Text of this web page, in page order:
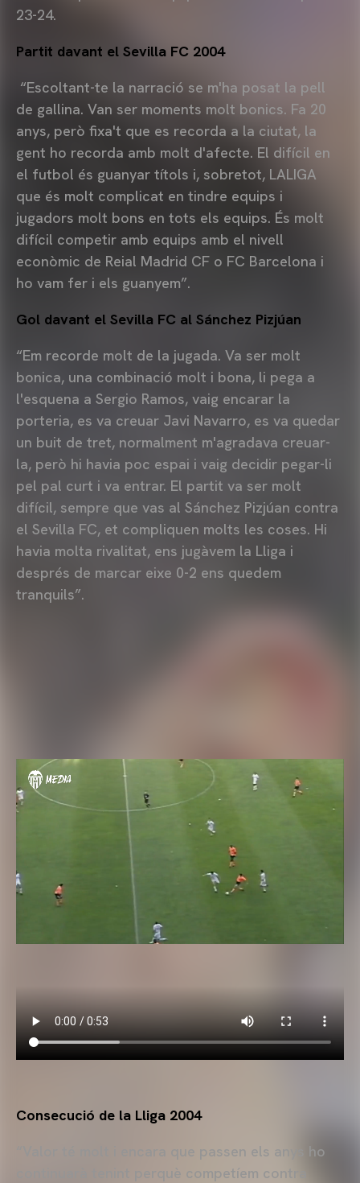
23-24.
Partit davant el Sevilla FC 2004
“Escoltant-te la narració se m'ha posat la pell
de gallina. Van ser moments molt bonics. Fa 20
anys, però fixa't que es recorda a la ciutat, la
gent ho recorda amb molt d'afecte. El difícil en
el futbol és guanyar títols i, sobretot, LALIGA
que és molt complicat en tindre equips i
jugadors molt bons en tots els equips. És molt
difícil competir amb equips amb el nivell
econòmic de Reial Madrid CF o FC Barcelona i
ho vam fer i els guanyem”.
Gol davant el Sevilla FC al Sánchez Pizjúan
“Em recorde molt de la jugada. Va ser molt
bonica, una combinació molt i bona, li pega a
l'esquena a Sergio Ramos, vaig encarar la
porteria, es va creuar Javi Navarro, es va quedar
un buit de tret, normalment m'agradava creuar-
la, però hi havia poc espai i vaig decidir pegar-li
pel pal curt i va entrar. El partit va ser molt
difícil, sempre que vas al Sánchez Pizjúan contra
el Sevilla FC, et compliquen molts les coses. Hi
havia molta rivalitat, ens jugàvem la Lliga i
després de marcar eixe 0-2 ens quedem
tranquils”.
Consecució de la Lliga 2004
“Valor té molt i encara que passen els anys ho
continuarà tenint perquè competíem contra